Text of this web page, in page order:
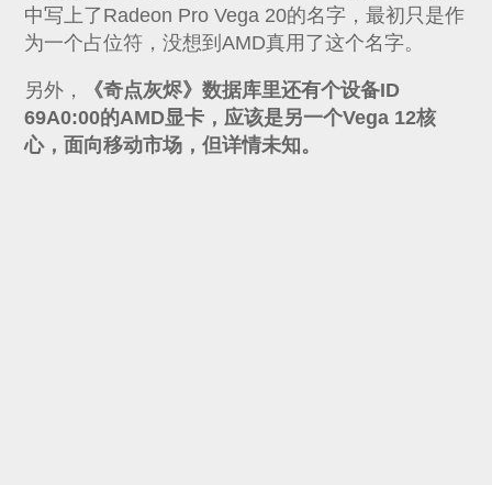
中写上了Radeon Pro Vega 20的名字，最初只是作
为一个占位符，没想到AMD真用了这个名字。
另外，
《奇点灰烬》数据库里还有个设备ID
69A0:00的AMD显卡，应该是另一个Vega 12核
心，面向移动市场，但详情未知。